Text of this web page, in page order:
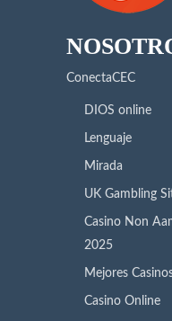
ConectaCEC
DIOS online
Lenguaje
Mirada
UK Gambling
Casino Non
2025
Mejores
Casino Online